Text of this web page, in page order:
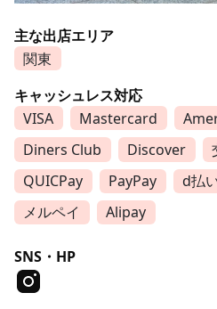
主な出店エリア
関東
キャッシュレス対応
VISA
Mastercard
Diners Club
Discover
QUICPay
PayPay d払
メルペイ
Alipay
SNS・HP